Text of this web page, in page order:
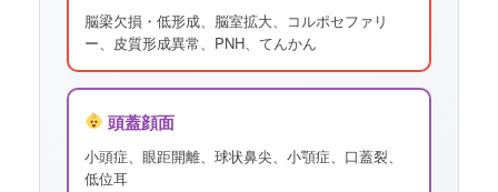
脳梁欠損・低形成、脳室拡大、コルポセファリ
ー、皮質形成異常、PNH、てんかん
頭蓋顔面
小頭症、眼距開離、球状鼻尖、小顎症、口蓋裂、
低位耳